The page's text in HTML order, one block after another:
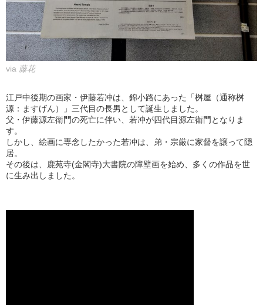
via 藤花
江戸中後期の画家・伊藤若冲は、錦小路にあった「桝屋（通称桝
源：ますげん）」三代目の長男として誕生しました。
父・伊藤源左衛門の死亡に伴い、若冲が四代目源左衛門となりま
す。
しかし、絵画に専念したかった若冲は、弟・宗厳に家督を譲って隠
居。
その後は、鹿苑寺(金閣寺)大書院の障壁画を始め、多くの作品を世
に生み出しました。